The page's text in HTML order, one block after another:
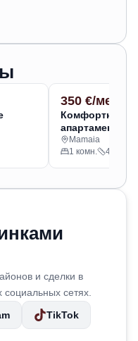
АРЕНДА
350 €/мес
Комфортные
апартаменты с
Mamaia
1 комн.
45 м²
и сделки в
сетях.
TikTok